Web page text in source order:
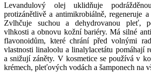
Levandulový olej uklidňuje
protizánětlivě a antimikrobiálně, regeneruje
Zvlhčuje suchou a dehydrovanou pleť,
vlhkosti a obnovu kožní bariéry. Má silné
flavonoidům, které chrání před volnými
vlastnosti linaloolu a linalylacetátu pomáhají
a snižují záněty. V kosmetice se používá v
krémech, pleťových vodách a šamponech na